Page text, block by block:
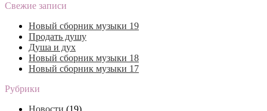
Свежие записи
Новый сборник музыки 19
Продать душу
Душа и дух
Новый сборник музыки 18
Новый сборник музыки 17
Рубрики